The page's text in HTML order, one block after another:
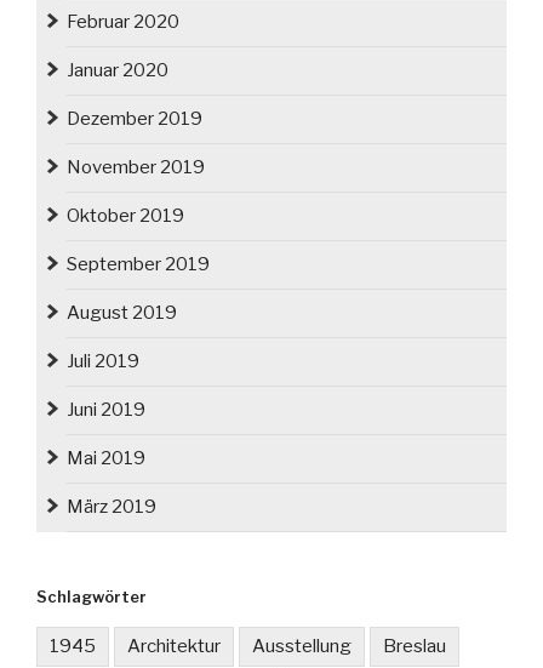
Februar 2020
Januar 2020
Dezember 2019
November 2019
Oktober 2019
September 2019
August 2019
Juli 2019
Juni 2019
Mai 2019
März 2019
Schlagwörter
1945 Architektur Ausstellung Breslau